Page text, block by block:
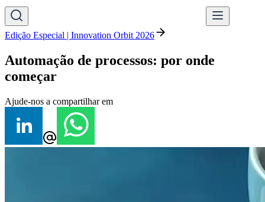
Edição Especial | Innovation Orbit 2026
Automação de processos: por onde
começar
Ajude-nos a compartilhar em